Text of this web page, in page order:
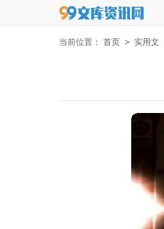
当前位置： 首页 > 实用文